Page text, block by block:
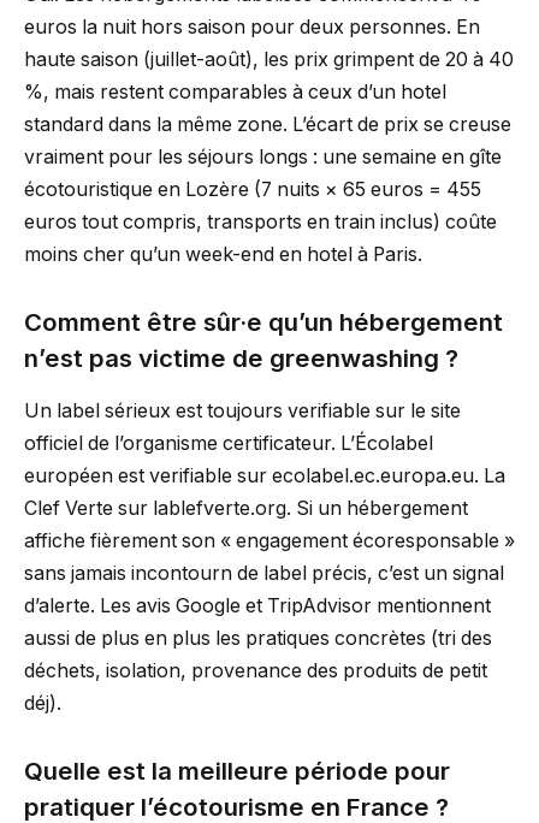
euros la nuit hors saison pour deux personnes. En
haute saison (juillet-août), les prix grimpent de 20 à 40
%, mais restent comparables à ceux d’un hotel
standard dans la même zone. L’écart de prix se creuse
vraiment pour les séjours longs : une semaine en gîte
écotouristique en Lozère (7 nuits × 65 euros = 455
euros tout compris, transports en train inclus) coûte
moins cher qu’un week-end en hotel à Paris.
Comment être sûr·e qu’un hébergement
n’est pas victime de greenwashing ?
Un label sérieux est toujours verifiable sur le site
officiel de l’organisme certificateur. L’Écolabel
européen est verifiable sur ecolabel.ec.europa.eu. La
Clef Verte sur lablefverte.org. Si un hébergement
affiche fièrement son « engagement écoresponsable »
sans jamais incontourn de label précis, c’est un signal
d’alerte. Les avis Google et TripAdvisor mentionnent
aussi de plus en plus les pratiques concrètes (tri des
déchets, isolation, provenance des produits de petit
déj).
Quelle est la meilleure période pour
pratiquer l’écotourisme en France ?